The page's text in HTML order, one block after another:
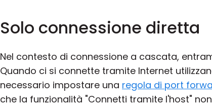
Solo connessione diretta
Nel contesto di connessione a cascata,
Quando ci si connette tramite Internet
necessario impostare una regola di port
che la funzionalità "Connetti tramite l'host"